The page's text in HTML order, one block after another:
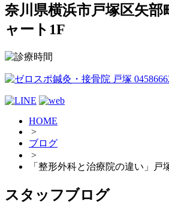
奈川県横浜市戸塚区矢部
ャート1F
HOME
>
ブログ
>
「整形外科と治療院の違い」
スタッフブログ